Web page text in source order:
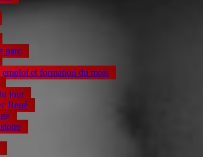
parc
emploi et formation du mois
jour
René